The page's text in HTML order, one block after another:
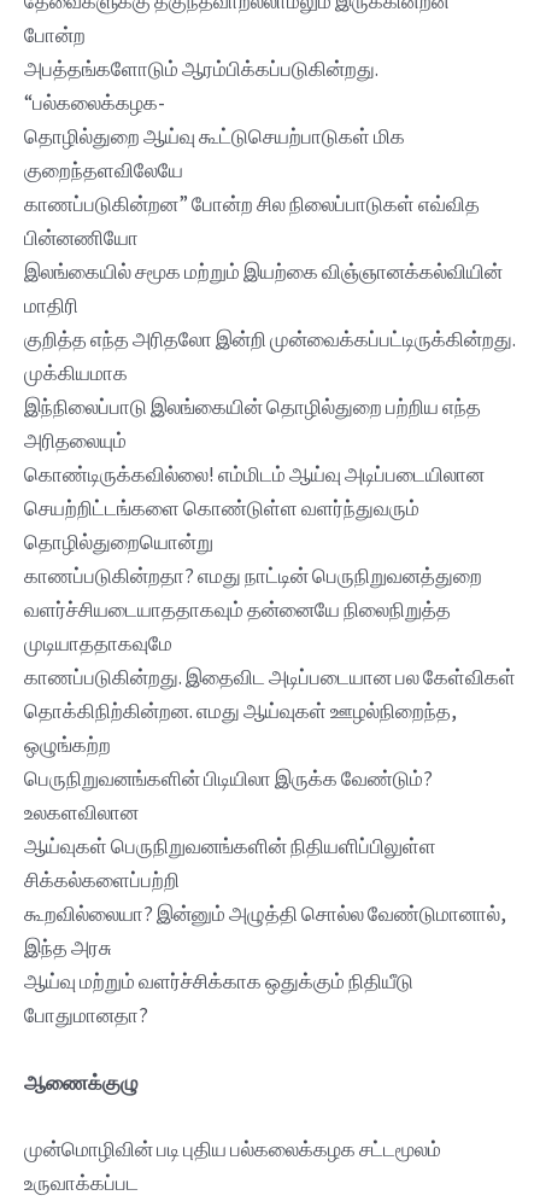
போன்ற
அபத்தங்களோடும் ஆரம்பிக்கப்படுகின்றது.
“பல்கலைக்கழக‍‍‍‍‍‍‍‍-
தொழில்துறை ஆய்வு கூட்டுசெயற்பாடுகள் மிக
குறைந்தளவிலேயே
காணப்படுகின்றன” போன்ற‌ சில நிலைப்பாடுகள் எவ்வித
பின்னணியோ
இலங்கையில் சமூக மற்றும் இயற்கை விஞ்ஞானக்கல்வியின்
மாதிரி
குறித்த எந்த அரிதலோ இன்றி முன்வைக்கப்பட்டிருக்கின்றது.
முக்கியமாக
இந்நிலைப்பாடு இலங்கையின் தொழில்துறை பற்றிய எந்த
அரிதலையும்
கொண்டிருக்கவில்லை! எம்மிடம் ஆய்வு அடிப்படையிலான
செயற்றிட்டங்களை கொண்டுள்ள வளர்ந்துவரும்
தொழில்துறையொன்று
காணப்படுகின்றதா? எமது நாட்டின் பெருநிறுவனத்துறை
வளர்ச்சியடையாததாகவும் தன்னையே நிலைநிறுத்த
முடியாததாகவுமே
காணப்படுகின்றது. இதைவிட அடிப்படையான பல கேள்விகள்
தொக்கிநிற்கின்றன. எமது ஆய்வுகள் ஊழல்நிறைந்த,
ஒழுங்கற்ற
பெருநிறுவனங்களின் பிடியிலா இருக்க வேண்டும்?
உலகளவிலான
ஆய்வுகள் பெருநிறுவனங்களின் நிதியளிப்பிலுள்ள
சிக்கல்களைப்பற்றி
கூறவில்லையா? இன்னும் அழுத்தி சொல்ல வேண்டுமானால்,
இந்த அரசு
ஆய்வு மற்றும் வளர்ச்சிக்காக ஒதுக்கும் நிதியீடு
போதுமானதா?
ஆணைக்குழு
முன்மொழிவின் படி புதிய பல்கலைக்கழக சட்டமூலம்
உருவாக்கப்பட